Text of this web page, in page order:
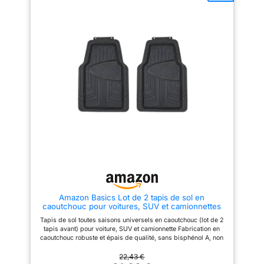
la conduite. Sa base ferme
empêche tout mouvement des
tapis, garantissant un
ajustement stable et ferme qui
assure le confort du conducteur
et des passagers. Cette
de longs trajets ou dans des
et de 48x38 cm pour les tapis
optimale, protégeant les zones
les plus exposées du plancher
est conçue pour assurer un
ajustement parfait sans aucun
problème. Ces tapis sont non
offrant une adhérence
tapis en place Personnalisable :
coupez simplement le tapis
avec une paire de ciseaux afin
de l’adapter à la taille de votre
voiture ; facile à nettoyer et à
entretenir Dimensions du tapis
avant : 71 x 49,5 cm ;
x 36 cm
Amazon Basics Lot de 2 tapis de sol en
caoutchouc pour voitures, SUV et camionnettes
Tapis de sol toutes saisons universels en caoutchouc (lot de 2
tapis avant) pour voiture, SUV et camionnette Fabrication en
caoutchouc robuste et épais de qualité, sans bisphénol A, non
décoloration et aux conditions rudes (ne se fend pas et ne se
22,43 €